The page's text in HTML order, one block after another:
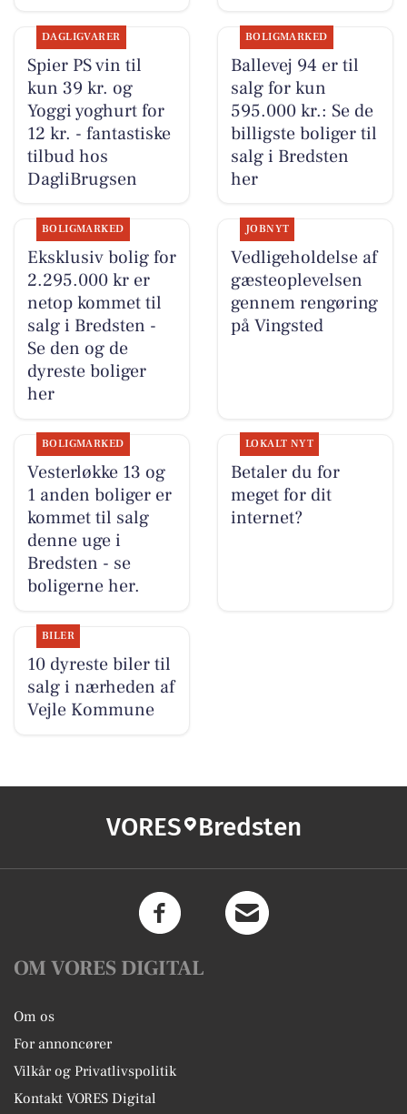
DAGLIGVARER
Spier PS vin til
kun 39 kr. og
Yoggi yoghurt for
12 kr. - fantastiske
tilbud hos
DagliBrugsen
BOLIGMARKED
Ballevej 94 er til
salg for kun
595.000 kr.: Se de
billigste boliger til
salg i Bredsten
her
BOLIGMARKED
Eksklusiv bolig for
2.295.000 kr er
netop kommet til
salg i Bredsten -
Se den og de
dyreste boliger
her
JOBNYT
Vedligeholdelse af
gæsteoplevelsen
gennem rengøring
på Vingsted
BOLIGMARKED
Vesterløkke 13 og
1 anden boliger er
kommet til salg
denne uge i
Bredsten - se
boligerne her.
LOKALT NYT
Betaler du for
meget for dit
internet?
BILER
10 dyreste biler til
salg i nærheden af
Vejle Kommune
VORES Bredsten
OM VORES DIGITAL
Om os
For annoncører
Vilkår og Privatlivspolitik
Kontakt VORES Digital